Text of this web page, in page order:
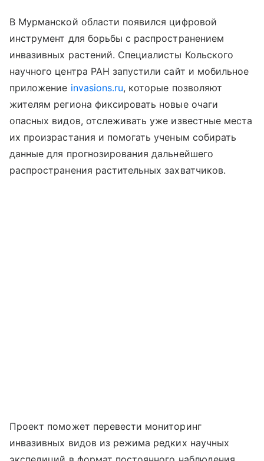
В Мурманской области появился цифровой
инструмент для борьбы с распространением
инвазивных растений. Специалисты Кольского
научного центра РАН запустили сайт и мобильное
приложение invasions.ru, которые позволяют
жителям региона фиксировать новые очаги
опасных видов, отслеживать уже известные места
их произрастания и помогать ученым собирать
данные для прогнозирования дальнейшего
распространения растительных захватчиков.
Проект поможет перевести мониторинг
инвазивных видов из режима редких научных